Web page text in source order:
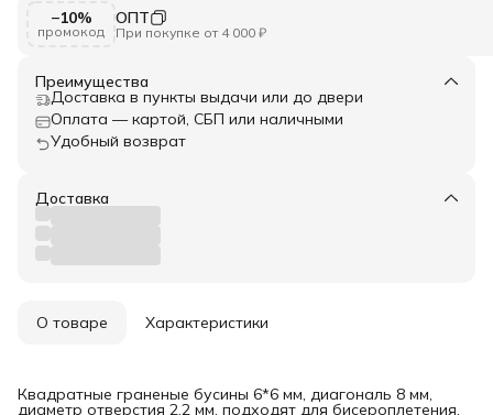
−10%
промокод
ОПТ
При покупке от 4 000 ₽
Преимущества
Доставка в пункты выдачи или до двери
Оплата — картой, СБП или наличными
Удобный возврат
Доставка
О товаре Характеристики
Квадратные граненые бусины 6*6 мм, диагональ 8 мм,
диаметр отверстия 2,2 мм. подходят для бисероплетения,